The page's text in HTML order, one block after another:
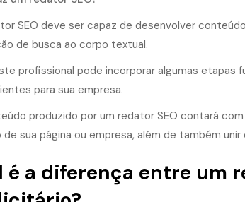
SEO deve ser capaz de desenvolver
de busca ao corpo textual.
profissional pode incorporar algumas etapas
para sua empresa.
produzido por um redator SEO contará
de sua página ou empresa, além de também
é a diferença entre um